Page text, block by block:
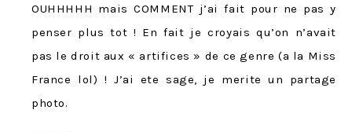
OUHHHHH mais COMMENT j’ai fait pour ne pas y
penser plus tot ! En fait je croyais qu’on n’avait
pas le droit aux « artifices » de ce genre (a la Miss
France lol) ! J’ai ete sage, je merite un partage
photo.